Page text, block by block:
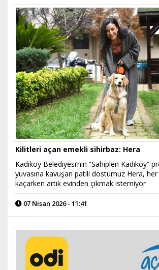
Kilitleri açan emekli sihirbaz: Hera
Kadıköy Belediyesi’nin “Sahiplen Kadıköy”
yuvasına kavuşan patili dostumuz Hera, her
kaçarken artık evinden çıkmak istemiyor
07 Nisan 2026 - 11:41